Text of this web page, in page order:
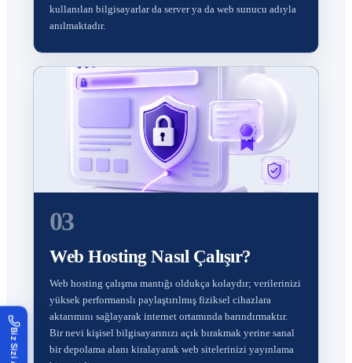
kullanılan bilgisayarlar da server ya da web sunucu adıyla
anılmaktadır.
03
Web Hosting Nasıl Çalışır?
Web hosting çalışma mantığı oldukça kolaydır; verilerinizi
yüksek performanslı paylaştırılmış fiziksel cihazlara
aktarımını sağlayarak internet ortamında barındırmaktır.
Bir nevi kişisel bilgisayarınızı açık bırakmak yerine sanal
bir depolama alanı kiralayarak web sitelerinizi yayınlama